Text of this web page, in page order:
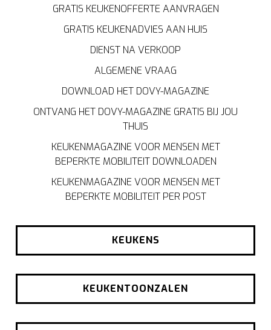
GRATIS KEUKENOFFERTE AANVRAGEN
GRATIS KEUKENADVIES AAN HUIS
DIENST NA VERKOOP
ALGEMENE VRAAG
DOWNLOAD HET DOVY-MAGAZINE
ONTVANG HET DOVY-MAGAZINE GRATIS BIJ JOU
THUIS
KEUKENMAGAZINE VOOR MENSEN MET
BEPERKTE MOBILITEIT DOWNLOADEN
KEUKENMAGAZINE VOOR MENSEN MET
BEPERKTE MOBILITEIT PER POST
KEUKENS
KEUKENTOONZALEN